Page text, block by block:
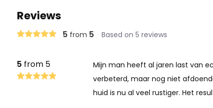
harsh stomach acid, and the maximum number of
Acidophilus Plus is very concentrated. One capsule
Reviews
5 from 5 Based on 5 reviews
5 from 5
Mijn man heeft al jaren last van
verbeterd, maar nog niet
huid is nu al veel rustiger. Het